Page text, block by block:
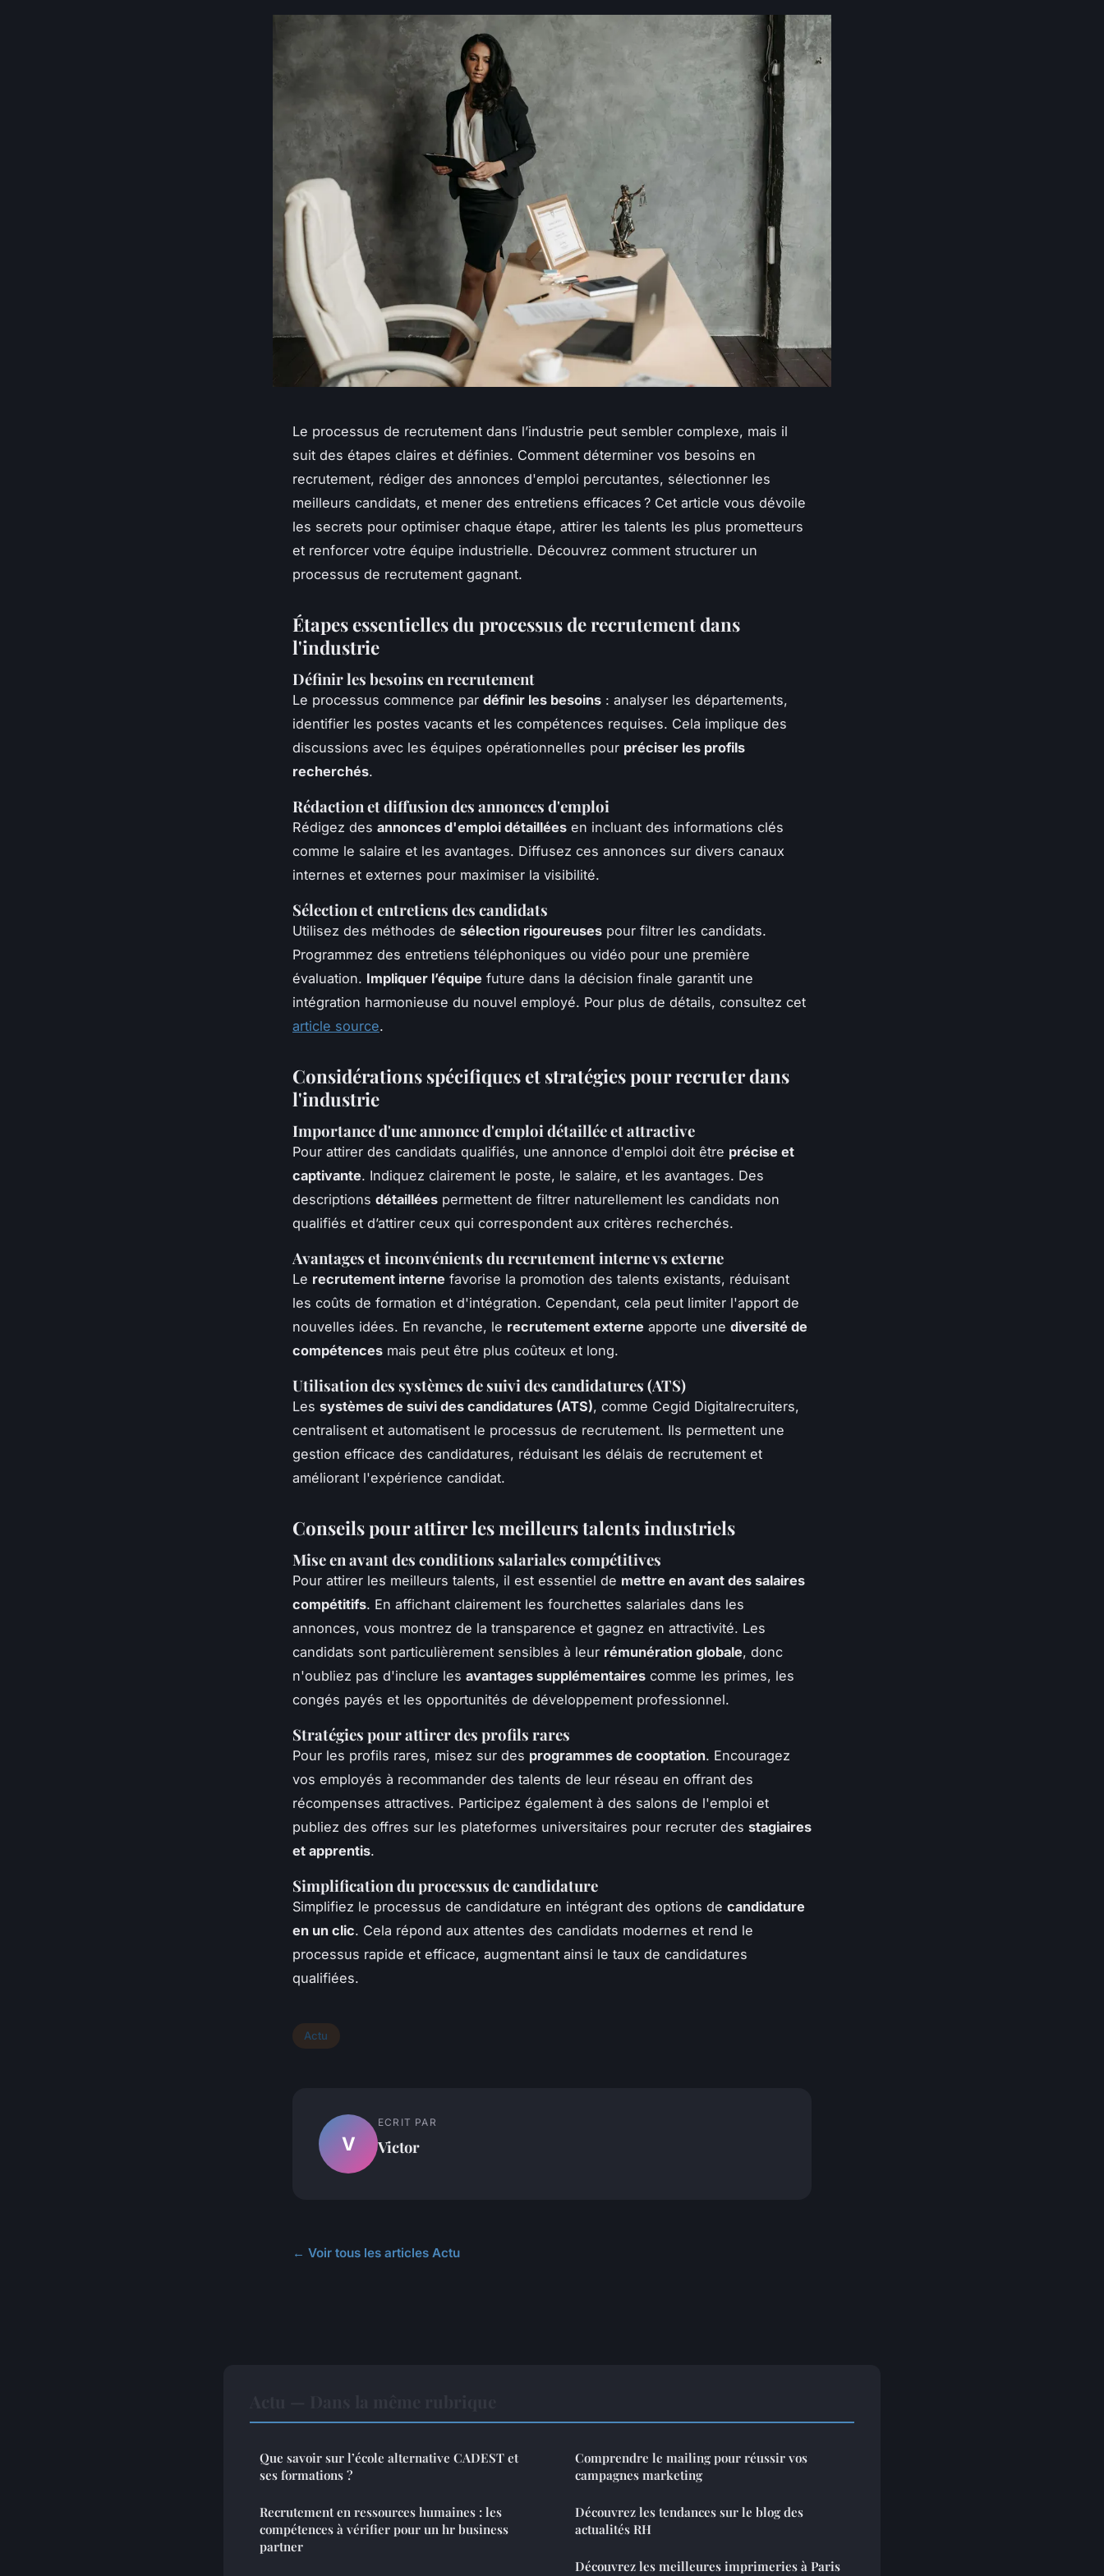
Le processus de recrutement dans l’industrie peut sembler complexe, mais il
suit des étapes claires et définies. Comment déterminer vos besoins en
recrutement, rédiger des annonces d'emploi percutantes, sélectionner les
meilleurs candidats, et mener des entretiens efficaces ? Cet article vous dévoile
les secrets pour optimiser chaque étape, attirer les talents les plus prometteurs
et renforcer votre équipe industrielle. Découvrez comment structurer un
processus de recrutement gagnant.
Étapes essentielles du processus de recrutement dans
l'industrie
Définir les besoins en recrutement
Le processus commence par définir les besoins : analyser les départements,
identifier les postes vacants et les compétences requises. Cela implique des
discussions avec les équipes opérationnelles pour préciser les profils
recherchés.
Rédaction et diffusion des annonces d'emploi
Rédigez des annonces d'emploi détaillées en incluant des informations clés
comme le salaire et les avantages. Diffusez ces annonces sur divers canaux
internes et externes pour maximiser la visibilité.
Sélection et entretiens des candidats
Utilisez des méthodes de sélection rigoureuses pour filtrer les candidats.
Programmez des entretiens téléphoniques ou vidéo pour une première
évaluation. Impliquer l’équipe future dans la décision finale garantit une
intégration harmonieuse du nouvel employé. Pour plus de détails, consultez cet
article source.
Considérations spécifiques et stratégies pour recruter dans
l'industrie
Importance d'une annonce d'emploi détaillée et attractive
Pour attirer des candidats qualifiés, une annonce d'emploi doit être précise et
captivante. Indiquez clairement le poste, le salaire, et les avantages. Des
descriptions détaillées permettent de filtrer naturellement les candidats non
qualifiés et d’attirer ceux qui correspondent aux critères recherchés.
Avantages et inconvénients du recrutement interne vs externe
Le recrutement interne favorise la promotion des talents existants, réduisant
les coûts de formation et d'intégration. Cependant, cela peut limiter l'apport de
nouvelles idées. En revanche, le recrutement externe apporte une diversité de
compétences mais peut être plus coûteux et long.
Utilisation des systèmes de suivi des candidatures (ATS)
Les systèmes de suivi des candidatures (ATS), comme Cegid Digitalrecruiters,
centralisent et automatisent le processus de recrutement. Ils permettent une
gestion efficace des candidatures, réduisant les délais de recrutement et
améliorant l'expérience candidat.
Conseils pour attirer les meilleurs talents industriels
Mise en avant des conditions salariales compétitives
Pour attirer les meilleurs talents, il est essentiel de mettre en avant des salaires
compétitifs. En affichant clairement les fourchettes salariales dans les
annonces, vous montrez de la transparence et gagnez en attractivité. Les
candidats sont particulièrement sensibles à leur rémunération globale, donc
n'oubliez pas d'inclure les avantages supplémentaires comme les primes, les
congés payés et les opportunités de développement professionnel.
Stratégies pour attirer des profils rares
Pour les profils rares, misez sur des programmes de cooptation. Encouragez
vos employés à recommander des talents de leur réseau en offrant des
récompenses attractives. Participez également à des salons de l'emploi et
publiez des offres sur les plateformes universitaires pour recruter des stagiaires
et apprentis.
Simplification du processus de candidature
Simplifiez le processus de candidature en intégrant des options de candidature
en un clic. Cela répond aux attentes des candidats modernes et rend le
processus rapide et efficace, augmentant ainsi le taux de candidatures
qualifiées.
Actu
V
ECRIT PAR
Victor
← Voir tous les articles Actu
Que savoir sur l’école alternative CADEST et
ses formations ?
Recrutement en ressources humaines : les
compétences à vérifier pour un hr business
partner
Comprendre le mailing pour réussir vos
campagnes marketing
Découvrez les tendances sur le blog des
actualités RH
Découvrez les meilleures imprimeries à Paris